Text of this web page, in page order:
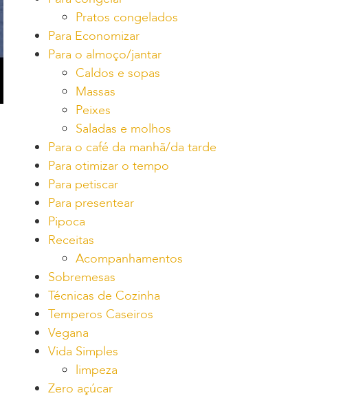
Pratos congelados
Para Economizar
Para o almoço/jantar
Caldos e sopas
Massas
Peixes
Saladas e molhos
Para o café da manhã/da tarde
Para otimizar o tempo
Para petiscar
Para presentear
Pipoca
Receitas
Acompanhamentos
Sobremesas
Técnicas de Cozinha
Temperos Caseiros
Vegana
Vida Simples
limpeza
Zero açúcar